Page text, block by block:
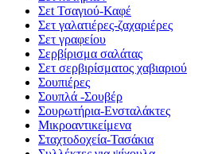
Σεt Τσαγιού-Καφέ
Σετ γαλατιέρες-ζαχαριέρες
Σετ γραφείου
Σερβίρισμα σαλάτας
Σετ σερβιρίσματος χαβιαριού
Σουπιέρες
Σουπλά -Σουβέρ
Σουρωτήρια-Ενσταλάκτες
Μικροαντικείμενα
Σταχτοδοχεία-Τασάκια